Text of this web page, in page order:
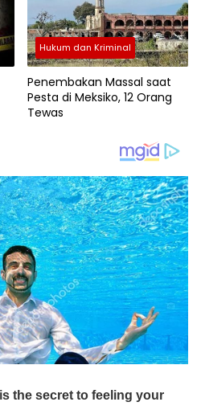
Hukum dan Kriminal
Penembakan Massal saat
Pesta di Meksiko, 12 Orang
Tewas